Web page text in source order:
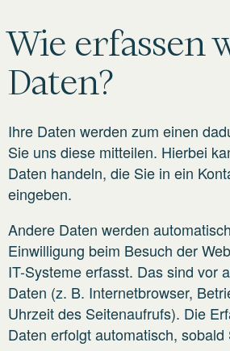
Wie erfassen
Daten?
Ihre Daten werden zum einen
Sie uns diese mitteilen. Hierbei
Daten handeln, die Sie in ein
eingeben.
Andere Daten werden
Einwilligung beim Besuch der
IT-Systeme erfasst. Das sind vor
Daten (z. B. Internetbrowser,
Uhrzeit des Seitenaufrufs). Die
Daten erfolgt automatisch,